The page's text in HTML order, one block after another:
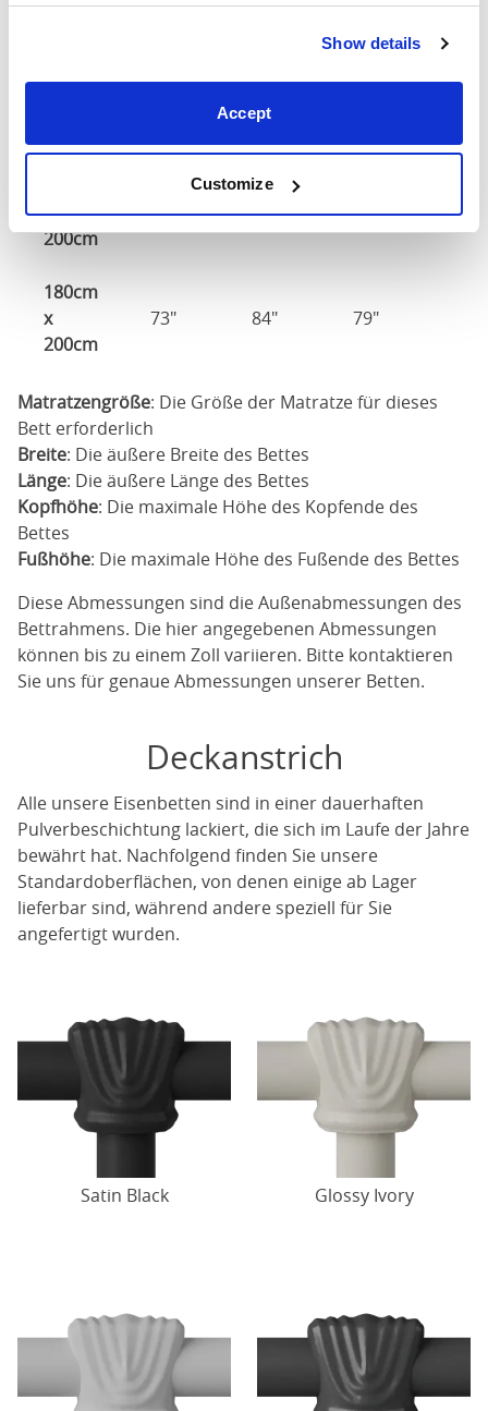
Show details
Accept
Customize
140cm
84"
X
200cm
65" 84" 79"
180cm
x
200cm
73" 84" 79"
Matratzengröße: Die Größe der Matratze für dieses
Bett erforderlich
Breite: Die äußere Breite des Bettes
Länge: Die äußere Länge des Bettes
Kopfhöhe: Die maximale Höhe des Kopfende des
Bettes
Fußhöhe: Die maximale Höhe des Fußende des Bettes
Diese Abmessungen sind die Außenabmessungen des
Bettrahmens. Die hier angegebenen Abmessungen
können bis zu einem Zoll variieren. Bitte kontaktieren
Sie uns für genaue Abmessungen unserer Betten.
Deckanstrich
Alle unsere Eisenbetten sind in einer dauerhaften
Pulverbeschichtung lackiert, die sich im Laufe der Jahre
bewährt hat. Nachfolgend finden Sie unsere
Standardoberflächen, von denen einige ab Lager
lieferbar sind, während andere speziell für Sie
angefertigt wurden.
Satin Black Glossy Ivory